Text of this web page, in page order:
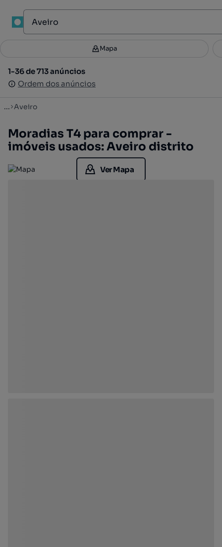
Filtros 4
1-36 de 713 anúncios
Ordem dos anúncios
Mapa
1-36 de 713 anúncios
Ordem dos anúncios
... Aveiro
Moradias T4 para comprar -
imóveis usados: Aveiro distrito
Ver Mapa